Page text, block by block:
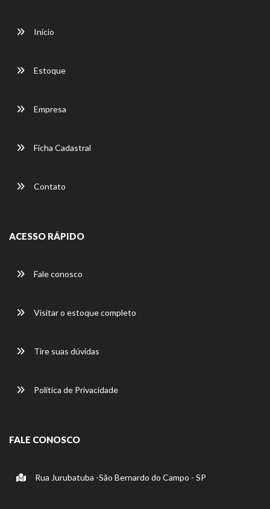
Início
Estoque
Empresa
Ficha Cadastral
Contato
ACESSO RÁPIDO
Fale conosco
Visitar o estoque completo
Tire suas dúvidas
Política de Privacidade
FALE CONOSCO
Rua Jurubatuba -São Bernardo do Campo - SP